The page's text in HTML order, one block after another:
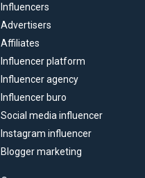
Influencers
Advertisers
Affiliates
Influencer platform
Influencer agency
Influencer buro
Social media influencer
Instagram influencer
Blogger marketing